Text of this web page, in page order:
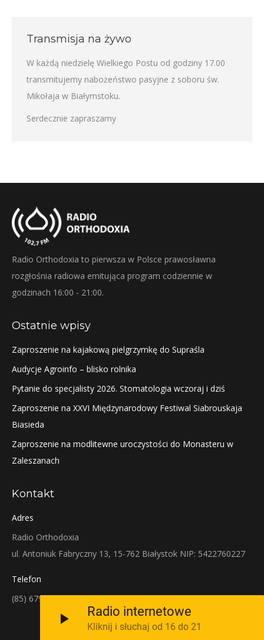
Transmisja na żywo
W każdą niedzielę Wielkiego Postu od godziny 17.00
transmitujemy nabożeństwo pasyjne z soboru św.
Mikołaja w Białymstoku.
Serdecznie zapraszamy
Radio Orthodoxia to pierwsza w Polsce prawosławna
rozgłośnia radiowa emitująca program codziennie w
godzinach 16:00 - 21:00.
Ostatnie wpisy
Zaproszenie na kajakową pielgrzymkę do Supraśla
Audycje Agroinfo – blisko rolnika
Pytanie do specjalisty 2026. Stomatologia wczoraj i dziś
Zaproszenie na XXVI Międzynarodowy Festiwal Siabrouskaja
Biasieda
Zaproszenie na modlitewne uroczystości do Monasteru w
Zaleszanach
Kontakt
Adres
Radio Orthodoxia
ul. Antoniuk Fabryczny 13, 15-762 Białystok NIP: 5422760227
Telefon
(85) 679-38-38
Radio internetowe
Kliknij i słuchaj od 16 do 21